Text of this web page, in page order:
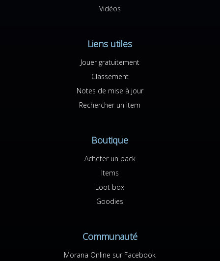
Vidéos
Liens utiles
Jouer gratuitement
Classement
Notes de mise à jour
Rechercher un item
Boutique
Acheter un pack
Items
Loot box
Goodies
Communauté
Morana Online sur Facebook